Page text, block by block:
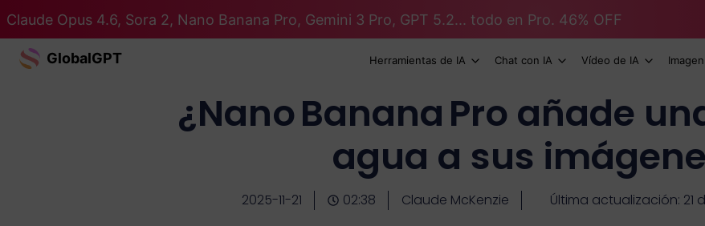
Claude Opus 4.6, Sora 2, Nano Banana Pro, Gemini 3 Pro, GPT 5.2... todo en Pro. 46% OFF
GlobalGPT Herramientas de IA Chat con IA Vídeo de IA
¿Nano Banana Pro añade
agua a sus
2025-11-21 02:38 Claude McKenzie Última actualización: 21